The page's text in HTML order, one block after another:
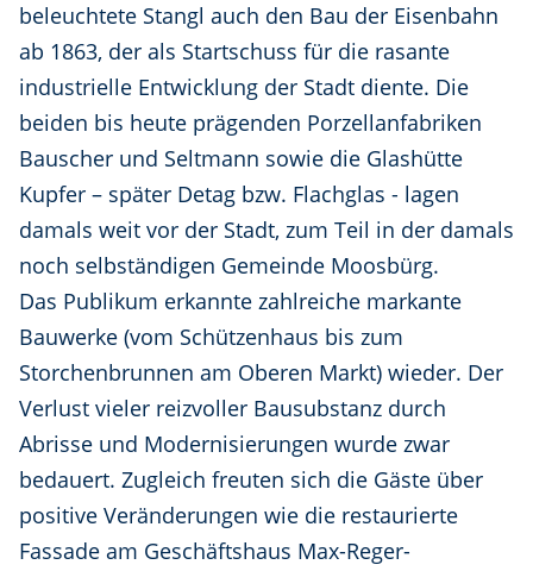
beleuchtete Stangl auch den Bau der Eisenbahn
ab 1863, der als Startschuss für die rasante
industrielle Entwicklung der Stadt diente. Die
beiden bis heute prägenden Porzellanfabriken
Bauscher und Seltmann sowie die Glashütte
Kupfer – später Detag bzw. Flachglas - lagen
damals weit vor der Stadt, zum Teil in der damals
noch selbständigen Gemeinde Moosbürg.
Das Publikum erkannte zahlreiche markante
Bauwerke (vom Schützenhaus bis zum
Storchenbrunnen am Oberen Markt) wieder. Der
Verlust vieler reizvoller Bausubstanz durch
Abrisse und Modernisierungen wurde zwar
bedauert. Zugleich freuten sich die Gäste über
positive Veränderungen wie die restaurierte
Fassade am Geschäftshaus Max-Reger-